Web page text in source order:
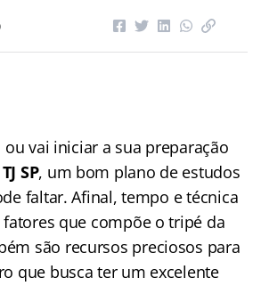
ou vai iniciar a sua preparação
SP, um bom plano de estudos
faltar. Afinal, tempo e técnica
que compõe o tripé da
são recursos preciosos para
que busca ter um excelente